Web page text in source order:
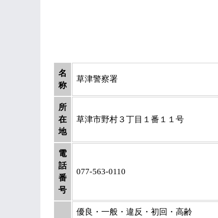
名
称
草津警察署
所
在
地
草津市野村３丁目１番１１号
電
話
番
号
077-563-0110
優良・一般・違反・初回・高齢